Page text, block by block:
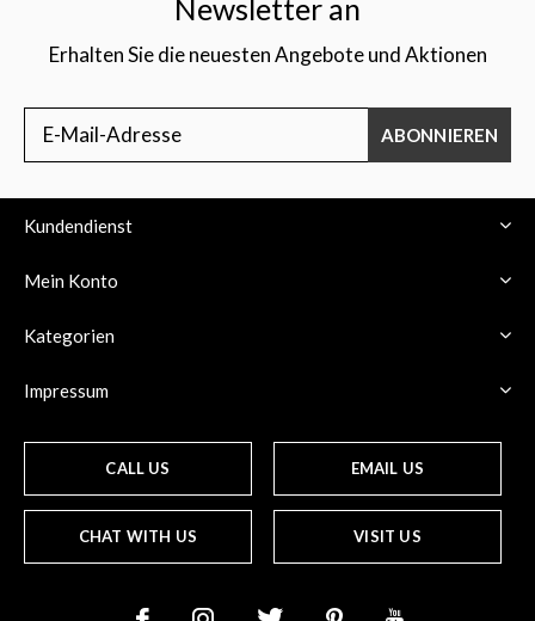
Newsletter an
Erhalten Sie die neuesten Angebote und Aktionen
ABONNIEREN
Kundendienst
Mein Konto
Kategorien
Impressum
CALL US EMAIL US
CHAT WITH US VISIT US